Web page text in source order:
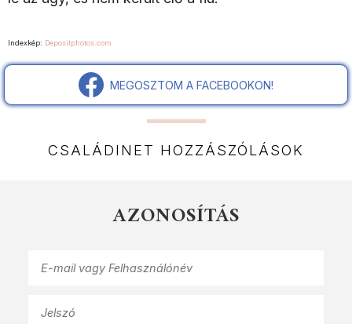
Indexkép: Depositphotos.com
MEGOSZTOM A FACEBOOKON!
CSALÁDINET HOZZÁSZÓLÁSOK
AZONOSÍTÁS